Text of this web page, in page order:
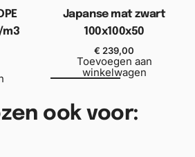
m3
Japanse mat zwart
100x100x50
€ 239,00
Toevoegen aan
winkelwagen
ook voor: